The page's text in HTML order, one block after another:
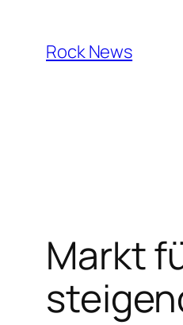
content
Rock News
Markt